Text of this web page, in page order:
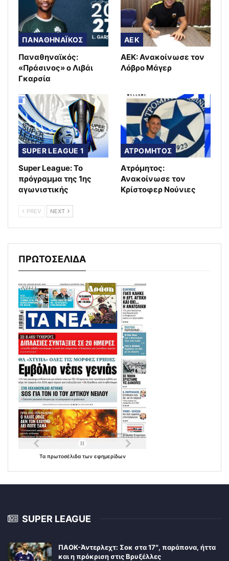
ΠΑΝΑΘΗΝΑΪΚΟΣ
Παναθηναϊκός:
«Πράσινος» ο Λιβάι
Γκαρσία
AEK
ΑΕΚ: Ανακοίνωσε τον
Λόβρο Μάγερ
SUPER LEAGUE 1
Super League: Το
πρόγραμμα της 1ης
αγωνιστικής
ΑΤΡΟΜΗΤΟΣ
Ατρόμητος:
Ανακοίνωσε τον
Κρίστοφερ Νούνιες
PREV NEXT
ΠΡΩΤΟΣΕΛΙΔΑ
Τα πρωτοσέλιδα των εφημερίδων
SUPER LEAGUE
ΠΑΟΚ-Άντερλεχτ: Σοκ στα 17″, παράπονα, ήττα
και η πρόκριση στις Βρυξέλλες